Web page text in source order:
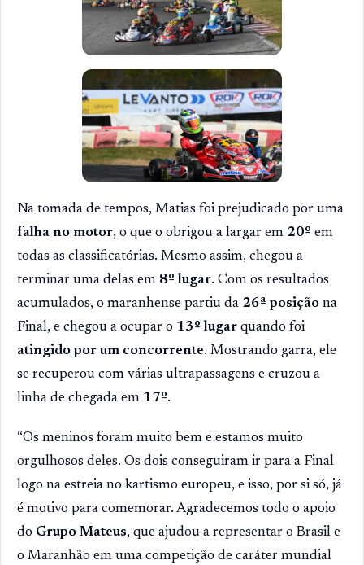
Na tomada de tempos, Matias foi prejudicado por uma
falha no motor, o que o obrigou a largar em 20º em
todas as classificatórias. Mesmo assim, chegou a
terminar uma delas em 8º lugar. Com os resultados
acumulados, o maranhense partiu da 26ª posição na
Final, e chegou a ocupar o 13º lugar quando foi
atingido por um concorrente. Mostrando garra, ele
se recuperou com várias ultrapassagens e cruzou a
linha de chegada em 17º.
“Os meninos foram muito bem e estamos muito
orgulhosos deles. Os dois conseguiram ir para a Final
logo na estreia no kartismo europeu, e isso, por si só, já
é motivo para comemorar. Agradecemos todo o apoio
do Grupo Mateus, que ajudou a representar o Brasil e
o Maranhão em uma competição de caráter mundial